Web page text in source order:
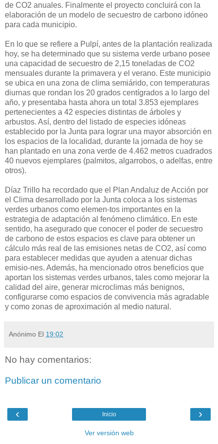
de CO2 anuales. Finalmente el proyecto concluirá con la
elaboración de un modelo de secuestro de carbono idóneo
para cada municipio.
En lo que se refiere a Pulpí, antes de la plantación realizada
hoy, se ha determinado que su sistema verde urbano posee
una capacidad de secuestro de 2,15 toneladas de CO2
mensuales durante la primavera y el verano. Este municipio
se ubica en una zona de clima semiárido, con temperaturas
diurnas que rondan los 20 grados centígrados a lo largo del
año, y presentaba hasta ahora un total 3.853 ejemplares
pertenecientes a 42 especies distintas de árboles y
arbustos. Así, dentro del listado de especies idóneas
establecido por la Junta para lograr una mayor absorción en
los espacios de la localidad, durante la jornada de hoy se
han plantado en una zona verde de 4.462 metros cuadrados
40 nuevos ejemplares (palmitos, algarrobos, o adelfas, entre
otros).
Díaz Trillo ha recordado que el Plan Andaluz de Acción por
el Clima desarrollado por la Junta coloca a los sistemas
verdes urbanos como elemen-tos importantes en la
estrategia de adaptación al fenómeno climático. En este
sentido, ha asegurado que conocer el poder de secuestro
de carbono de estos espacios es clave para obtener un
cálculo más real de las emisiones netas de CO2, así como
para establecer medidas que ayuden a atenuar dichas
emisio-nes. Además, ha mencionado otros beneficios que
aportan los sistemas verdes urbanos, tales como mejorar la
calidad del aire, generar microclimas más benignos,
configurarse como espacios de convivencia más agradable
y como zonas de aproximación al medio natural.
Anónimo El 19:02
No hay comentarios:
Publicar un comentario
‹ ›
Inicio
Ver versión web